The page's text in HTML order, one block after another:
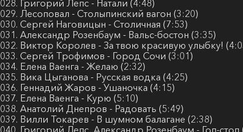
028. Григорий Лепс - Натали (4:48)
029. Лесоповал - Столыпинский вагон (3:20)
030. Сергей Наговицын - Столичная (7:53)
031. Александр Розенбаум - Вальс-бостон (3:35)
032. Виктор Королев - За твою красивую улыбку!
033. Сергей Трофимов - Город Сочи (3:01)
034. Елена Ваенга - Желаю (2:32)
035. Вика Цыганова - Русская водка (4:25)
036. Геннадий Жаров - Ушаночка (4:15)
037. Елена Ваенга - Курю (5:10)
038. Анатолий Днепров - Радовать (5:49)
039. Вилли Токарев - В шумном балагане (2:38)
040. Григорий Лепс, Александр Розенбаум - Гоп-стоп